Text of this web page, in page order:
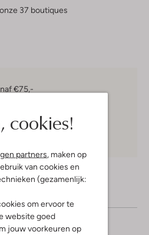
cookies!
partners, maken op
van cookies en
(gezamenlijk:
om ervoor te
website goed
jouw voorkeuren op
37 boutiques
€75,-